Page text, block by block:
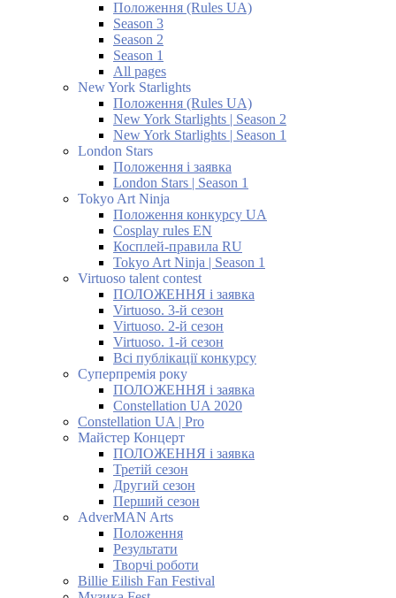
Положення (Rules UA)
Season 3
Season 2
Season 1
All pages
New York Starlights
Положення (Rules UA)
New York Starlights | Season 2
New York Starlights | Season 1
London Stars
Положення і заявка
London Stars | Season 1
Tokyo Art Ninja
Положення конкурсу UA
Cosplay rules EN
Косплей-правила RU
Tokyo Art Ninja | Season 1
Virtuoso talent contest
ПОЛОЖЕННЯ і заявка
Virtuoso. 3-й сезон
Virtuoso. 2-й сезон
Virtuoso. 1-й сезон
Всі публікації конкурсу
Суперпремія року
ПОЛОЖЕННЯ і заявка
Constellation UA 2020
Constellation UA | Pro
Майстер Концерт
ПОЛОЖЕННЯ і заявка
Третій сезон
Другий сезон
Перший сезон
AdverMAN Arts
Положення
Результати
Творчі роботи
Billie Eilish Fan Festival